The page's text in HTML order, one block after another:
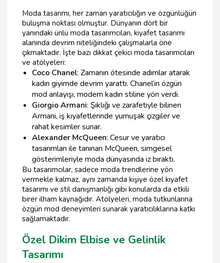
Moda tasarımı, her zaman yaratıcılığın ve özgünlüğün
buluşma noktası olmuştur. Dünyanın dört bir
yanındaki ünlü moda tasarımcıları, kıyafet tasarımı
alanında devrim niteliğindeki çalışmalarla öne
çıkmaktadır. İşte bazı dikkat çekici moda tasarımcıları
ve atölyeleri:
Coco Chanel: Zamanın ötesinde adımlar atarak
kadın giyimde devrim yarattı. Chanel’in özgün
mod anlayışı, modern kadın stiline yön verdi.
Giorgio Armani: Şıklığı ve zarafetiyle bilinen
Armani, iş kıyafetlerinde yumuşak çizgiler ve
rahat kesimler sunar.
Alexander McQueen: Cesur ve yaratıcı
tasarımları ile tanınan McQueen, simgesel
gösterimleriyle moda dünyasında iz bıraktı.
Bu tasarımcılar, sadece moda trendlerine yön
vermekle kalmaz, aynı zamanda kişiye özel kıyafet
tasarımı ve stil danışmanlığı gibi konularda da etkili
birer ilham kaynağıdır. Atölyeleri, moda tutkunlarına
özgün mod deneyimleri sunarak yaratıcılıklarına katkı
sağlamaktadır.
Özel Dikim Elbise ve Gelinlik
Tasarımı